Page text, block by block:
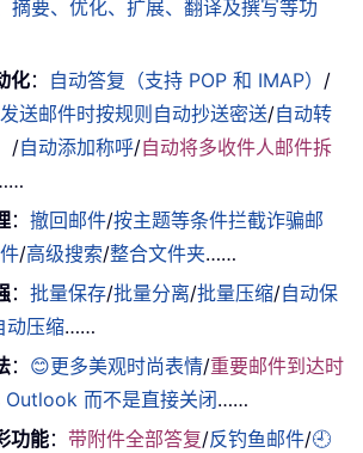
摘要、优化、扩展、翻译及撰写等功
化： 自动答复（支持 POP 和 IMAP） /
发送邮件时按规则自动抄送密送/自动转
/自动添加称呼/自动将多收件人邮件拆
：撤回邮件/按主题等条件拦截诈骗邮
/高级搜索/整合文件夹……
：批量保存/批量分离/批量压缩/自动保
动压缩……
： 😊更多美观时尚表情/重要邮件到达时
Outlook 而不是直接关闭……
功能：带附件全部答复/反钓鱼邮件/🕘